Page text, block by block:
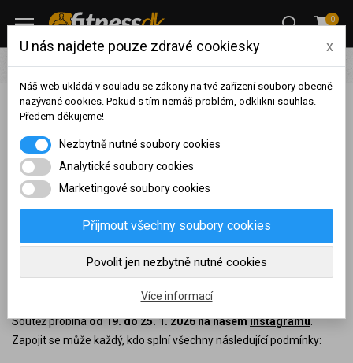
0
Soutěže
Soutěž: Vyhraj nabušený balíček od Honzy
Jiruše
Začátek roku je ideálním obdobím, kdy si nastavit nové cíle a jít si
za nimi opravdu naplno. Připravili jsme si proto pro tebe soutěž o
nabušený balíček produktů v hodnotě 2 272 Kč, který sestavil
Honza Jiruše. Obsahuje prémiový Titanus CFM protein, pět
rýžových kaší a magnesium pro maximální sílu a regeneraci.
Jak se zapojit do soutěže?
Soutěž probíháod 19. do 25. 1. 2026 na našemInstagramu.
Zapojit se může každý, kdo splní všechny následující podmínky:
dosaženého obratu za
sledované období, byl váš
účet přeřazen do jiné
skupiny:
U nás najdete pouze zdravé cookiesky x
Náš web ukládá v souladu se zákony na tvé zařízení soubory obecně
nazývané cookies. Pokud s tím nemáš problém, odklikni souhlas.
Předem děkujeme!
Nezbytně nutné soubory cookies
Analytické soubory cookies
Marketingové soubory cookies
Přijmout všechny soubory cookies
Povolit jen nezbytně nutné cookies
Více informací